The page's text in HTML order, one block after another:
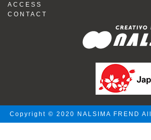
ACCESS
CONTACT
Copyright © 2020 NALSIMA FREND